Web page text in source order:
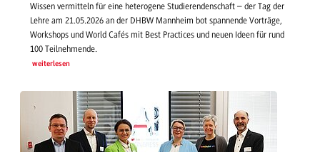
Wissen vermitteln für eine heterogene Studierendenschaft – der Tag der
Lehre am 21.05.2026 an der DHBW Mannheim bot spannende Vorträge,
Workshops und World Cafés mit Best Practices und neuen Ideen für rund
100 Teilnehmende.
weiterlesen